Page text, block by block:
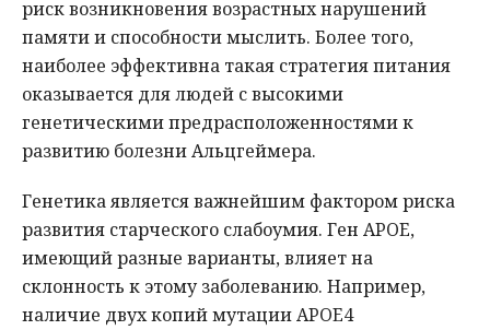
риск возникновения возрастных нарушений
памяти и способности мыслить. Более того,
наиболее эффективна такая стратегия питания
оказывается для людей с высокими
генетическими предрасположенностями к
развитию болезни Альцгеймера.
Генетика является важнейшим фактором риска
развития старческого слабоумия. Ген APOE,
имеющий разные варианты, влияет на
склонность к этому заболеванию. Например,
наличие двух копий мутации APOE4